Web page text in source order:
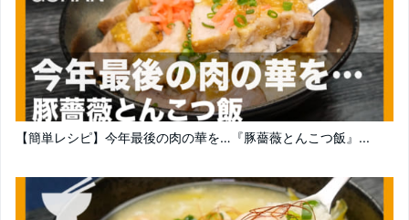
【簡単レシピ】今年最後の肉の華を…『豚薔薇とんこつ飯』...